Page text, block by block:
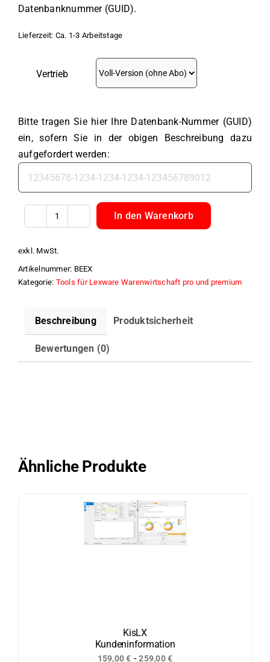
Datenbanknummer (GUID).
Lieferzeit: Ca. 1-3 Arbeitstage
Vertrieb
Bitte tragen Sie hier Ihre Datenbank-Nummer (GUID)
ein, sofern Sie in der obigen Beschreibung dazu
aufgefordert werden:
BelegExportLX
an
Archivsysteme
Menge
In den Warenkorb
exkl. MwSt.
Artikelnummer: BEEX
Kategorie: Tools für Lexware Warenwirtschaft pro und premium
Beschreibung Produktsicherheit
Bewertungen (0)
Ähnliche Produkte
KisLX
Kundeninformation
159,00€ -259,00€